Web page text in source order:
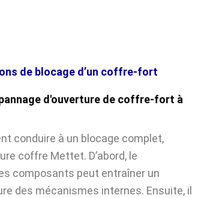
de blocage d’un coffre-fort
d'ouverture de coffre-fort à
conduire à un blocage complet,
coffre Mettet. D’abord, le
composants peut entraîner un
des mécanismes internes. Ensuite, il